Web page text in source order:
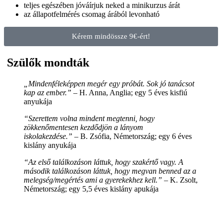
teljes egészében jóváírjuk neked a minikurzus árát
az állapotfelmérés csomag árából levonható
Kérem mindössze 9€-ért!
Szülők mondták
„Mindenféleképpen megér egy próbát. Sok jó tanácsot
kap az ember.” – H. Anna, Anglia; egy 5 éves kisfiú
anyukája
“Szerettem volna mindent megtenni, hogy
zökkenőmentesen kezdődjön a lányom
iskolakezdése.” – B. Zsófia, Németország; egy 6 éves
kislány anyukája
“Az első találkozáson láttuk, hogy szakértő vagy. A
második találkozáson láttuk, hogy megvan benned az a
melegség/megértés ami a gyerekekhez kell.” – K. Zsolt,
Németország; egy 5,5 éves kislány apukája